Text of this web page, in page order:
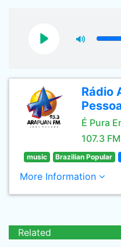
Rádio
É Pura
107.3 FM
music Brazilian Popular
More Information
Related